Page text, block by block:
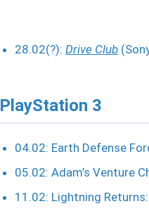
28.02(?): Drive Club
PlayStation 3
04.02: Earth Defense
05.02: Adam’s Venture
11.02: Lightning